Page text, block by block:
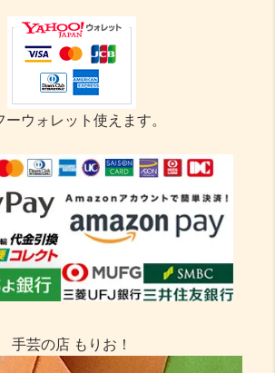
ーウォレット使えます。
手芸の店 もりお！